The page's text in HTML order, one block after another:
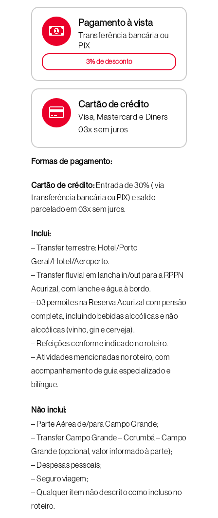
Pagamento à vista
Transferência bancária ou
PIX
3% de desconto
Cartão de crédito
Visa, Mastercard e Diners
03x sem juros
Formas de pagamento:
Cartão de crédito: Entrada de 30% ( via
transferência bancária ou PIX) e saldo
parcelado em 03x sem juros.
Inclui:
– Transfer terrestre: Hotel/Porto
Geral/Hotel/Aeroporto.
– Transfer fluvial em lancha in/out para a RPPN
Acurizal, com lanche e água à bordo.
– 03 pernoites na Reserva Acurizal com pensão
completa, incluindo bebidas alcoólicas e não
alcoólicas (vinho, gin e cerveja).
– Refeições conforme indicado no roteiro.
– Atividades mencionadas no roteiro, com
acompanhamento de guia especializado e
bilíngue.
Não inclui:
– Parte Aérea de/para Campo Grande;
– Transfer Campo Grande – Corumbá – Campo
Grande (opcional, valor informado à parte);
– Despesas pessoais;
– Seguro viagem;
– Qualquer item não descrito como incluso no
roteiro.